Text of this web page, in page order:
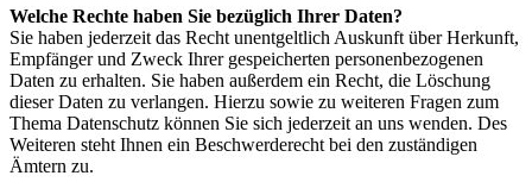
Welche Rechte haben Sie bezüglich Ihrer Daten?
Sie haben jederzeit das Recht unentgeltlich Auskunft über Herkunft,
Empfänger und Zweck Ihrer gespeicherten personenbezogenen
Daten zu erhalten. Sie haben außerdem ein Recht, die Löschung
dieser Daten zu verlangen. Hierzu sowie zu weiteren Fragen zum
Thema Datenschutz können Sie sich jederzeit an uns wenden. Des
Weiteren steht Ihnen ein Beschwerderecht bei den zuständigen
Ämtern zu.